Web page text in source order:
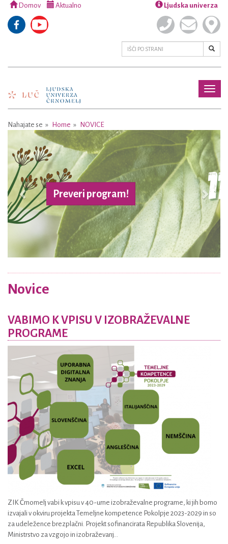
Domov Aktualno Ljudska univerza
Nahajate se Home NOVICE
Več o projektu
Previous Next
Novice
VABIMO K VPISU V IZOBRAŽEVALNE
PROGRAME
ZIK Črnomelj vabi k vpisu v 40-urne izobraževalne programe, ki jih bomo
izvajali v okviru projekta Temeljne kompetence Pokolpje 2023-2029 in so
za udeležence brezplačni. Projekt sofinancirata Republika Slovenija,
Ministrstvo za vzgojo in izobraževanj...